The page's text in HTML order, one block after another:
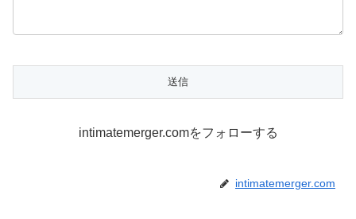
intimatemerger.comをフォローする
intimatemerger.com